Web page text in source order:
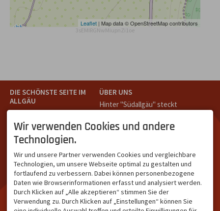
Leaflet | Map data © OpenStreetMap contributors
3sEMIRGNwMiupnZi1oe
DIE SCHÖNSTE SEITE IM
ALLGÄU
Teil des Oberallgäus. Es
verbindet die Tourismus-
Destinationen Oberstdorf,
Kleinwalsertal und beliebte
Urlaubsziele wie die
Hörnerdörfer, Alpsee-
Grünten, Oberstaufen oder
Wertach im Allgäu.
ÜBER UNS
Hinter "Südallgäu" steckt
Oberstdorf.
Unser Ziel ist ein attraktives
Leistungsträger im
südlichen Oberallgäu eine
starke Plattform bietet.
NETZWERK & REICHWEITE
Wir verwenden Cookies und andere
Technologien.
Wir und unsere Partner verwenden Cookies und vergleichbare
Technologien, um unsere Webseite optimal zu gestalten und
fortlaufend zu verbessern. Dabei können personenbezogene
Daten wie Browserinformationen erfasst und analysiert werden.
Durch Klicken auf „Alle akzeptieren“ stimmen Sie der
Verwendung zu. Durch Klicken auf „Einstellungen“ können Sie